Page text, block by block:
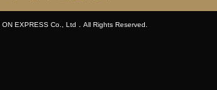
EXPRESS Co., Ltd．All Rights Reserved.